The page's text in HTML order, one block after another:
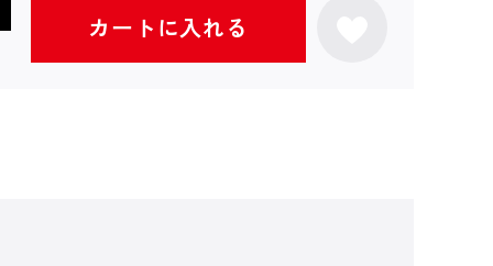
カートに入れる